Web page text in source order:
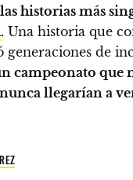
historias más
. Una historia que
generaciones de
campeonato que
llegarían a